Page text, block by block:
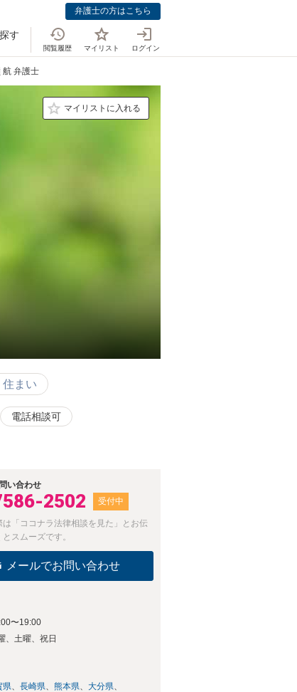
弁護士の方はこちら
す
閲覧履歴 マイリスト ログイン
航 弁護士
マイリストに入れる
まい
電話相談可
い合わせ
2502 受付中
「ココナラ法律相談を見た」とお伝
スムーズです。
メールでお問い合わせ
〜19:00
、土曜、祝日
県 長崎県 熊本県
大分県